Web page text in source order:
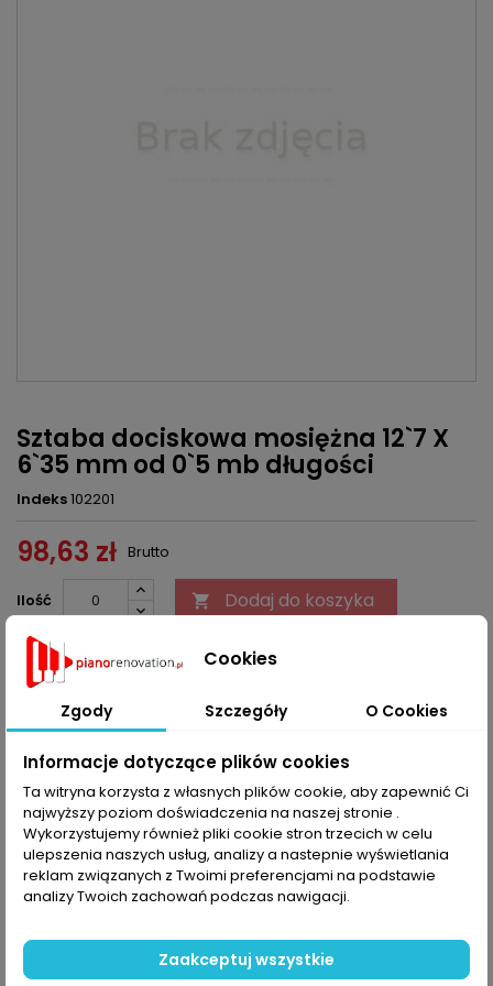
Sztaba dociskowa mosiężna 12`7 X
6`35 mm od 0`5 mb długości
Indeks102201
98,63 zł Brutto
Ilość  Dodaj do koszyka
Ostatnie sztuki w magazynie
OPIS SZCZEGÓŁY PRODUKTU
Sztaba dociskowa mosiężna 12,7 X 6,35 mm ominimalna ilość 0,5
mb dł.
KOMENTARZE (0) Oceń
Na razie nie dodano żadnej recenzji.
Cookies
Zgody Szczegóły O Cookies
Informacje dotyczące plików cookies
Ta witryna korzysta z własnych plików cookie, aby zapewnić Ci
najwyższy poziom doświadczenia na naszej stronie .
Wykorzystujemy również pliki cookie stron trzecich w celu
ulepszenia naszych usług, analizy a nastepnie wyświetlania
reklam związanych z Twoimi preferencjami na podstawie
analizy Twoich zachowań podczas nawigacji.
Zaakceptuj wszystkie